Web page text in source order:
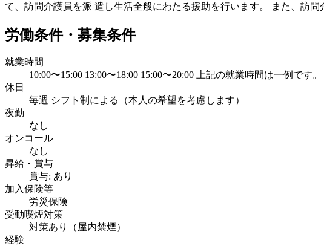
て、訪問介護員を派 遣し生活全般にわたる援助を行います。 また、訪
労働条件・募集条件
就業時間
10:00〜15:00 13:00〜18:00 15:00〜20:00 上記の就業時間は一例です
休日
毎週 シフト制による（本人の希望を考慮します）
夜勤
なし
オンコール
なし
昇給・賞与
賞与: あり
加入保険等
労災保険
受動喫煙対策
対策あり（屋内禁煙）
経験